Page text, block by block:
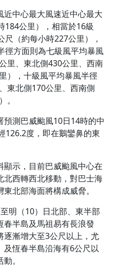
中心最大風速近中心最大
184公里），相當於16級
（約每小時227公里），
徑方面則為七級風平均暴風
里、東北側430公里、西南
），十級風平均暴風半徑
東北側170公里、西南側
。
測巴威颱風10日14時的中
126.2度，即在鵝鑾鼻的東
示，目前巴威颱風中心在
西轉西北移動，對巴士海
北部海面將構成威脅。
明（10）日北部、東半部
半島及馬祖易有長浪發
漸增大至3公尺以上，尤
恆春半島沿海有6公尺以
。